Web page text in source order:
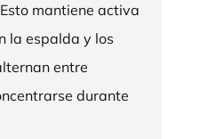
mantiene activa
la espalda y los
entre
durante